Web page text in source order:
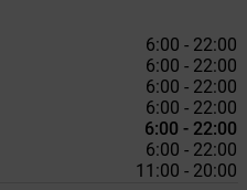
6:00 - 22:00
6:00 - 22:00
6:00 - 22:00
6:00 - 22:00
6:00 - 22:00
6:00 - 22:00
11:00 - 20:00